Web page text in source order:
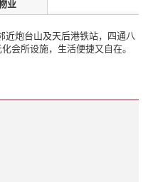
业
近炮台山及天后港铁站，四通八
会所设施，生活便捷又自在。